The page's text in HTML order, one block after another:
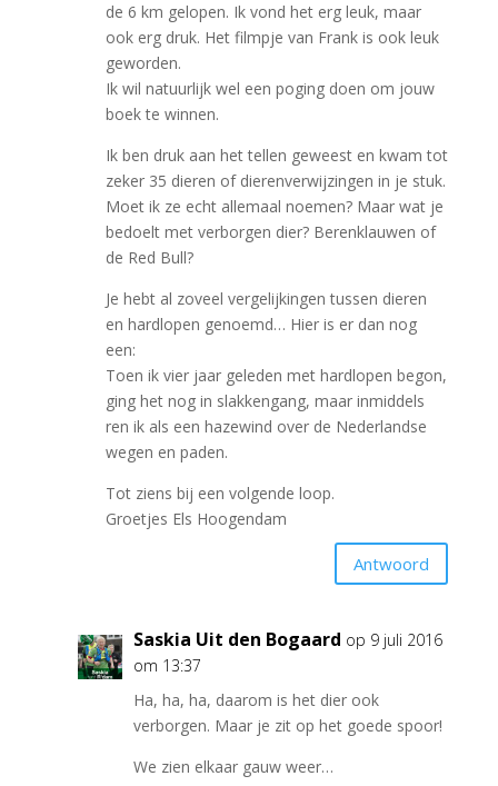
de 6 km gelopen. Ik vond het erg leuk, maar
ook erg druk. Het filmpje van Frank is ook leuk
geworden.
Ik wil natuurlijk wel een poging doen om jouw
boek te winnen.
Ik ben druk aan het tellen geweest en kwam tot
zeker 35 dieren of dierenverwijzingen in je stuk.
Moet ik ze echt allemaal noemen? Maar wat je
bedoelt met verborgen dier? Berenklauwen of
de Red Bull?
Je hebt al zoveel vergelijkingen tussen dieren
en hardlopen genoemd… Hier is er dan nog
een:
Toen ik vier jaar geleden met hardlopen begon,
ging het nog in slakkengang, maar inmiddels
ren ik als een hazewind over de Nederlandse
wegen en paden.
Tot ziens bij een volgende loop.
Groetjes Els Hoogendam
Antwoord
Saskia Uit den Bogaard op 9 juli 2016
om 13:37
Ha, ha, ha, daarom is het dier ook
verborgen. Maar je zit op het goede spoor!
We zien elkaar gauw weer…